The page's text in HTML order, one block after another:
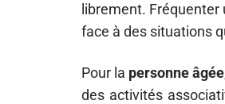
librement.
face à des situations
Pour la personne âgée
des activités